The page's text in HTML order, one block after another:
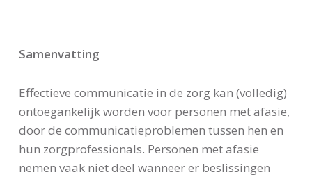
Samenvatting
Effectieve communicatie in de zorg kan (volledig)
ontoegankelijk worden voor personen met afasie,
door de communicatieproblemen tussen hen en
hun zorgprofessionals. Personen met afasie
nemen vaak niet deel wanneer er beslissingen